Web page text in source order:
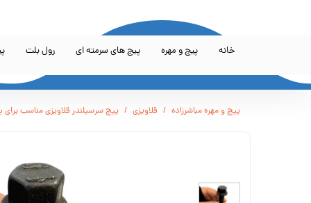
خانه پیچ و مهره پیچ های سرمته ای رول بلت
پیچ و مهره مباشرزاده قلاویزی پیچ سرسیلندر قلاویزی مناسب برای